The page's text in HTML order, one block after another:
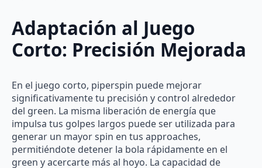
Adaptación al Juego
Corto: Precisión Mejorada
En el juego corto, piperspin puede mejorar
significativamente tu precisión y control alrededor
del green. La misma liberación de energía que
impulsa tus golpes largos puede ser utilizada para
generar un mayor spin en tus approaches,
permitiéndote detener la bola rápidamente en el
green y acercarte más al hoyo. La capacidad de